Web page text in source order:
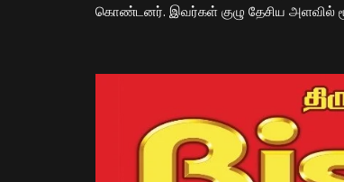
கொண்டனர். இவர்கள் குழு தேசிய அளவில்